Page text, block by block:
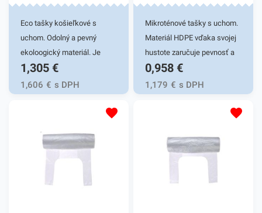
Eco tašky košieľkové s
uchom. Odolný a pevný
ekoloogický materiál. Je
netoxický, preto sa využíva
hlavne v potravinárstve pri
balení potravín, pečiva,
využitie si nájdu aj v
odtrhávacie rolky.Počet
1,305 €
1,606 € s DPH
Mikroténové tašky s uchom.
Materiál HDPE vďaka svojej
hustote zaručuje pevnosť a
odolnosť. Je netoxický, preto
sa využíva hlavne v
potravinárstve pri balení
tovare. Svoje využitie si nájdu
aj v domácnostiach. 100%
odtrhávacie rolky.Počet
0,958 €
1,179 € s DPH